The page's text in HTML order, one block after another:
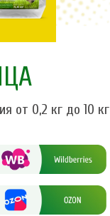
от 0,2 кг до 10 кг